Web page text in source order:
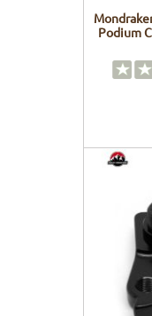
Podium